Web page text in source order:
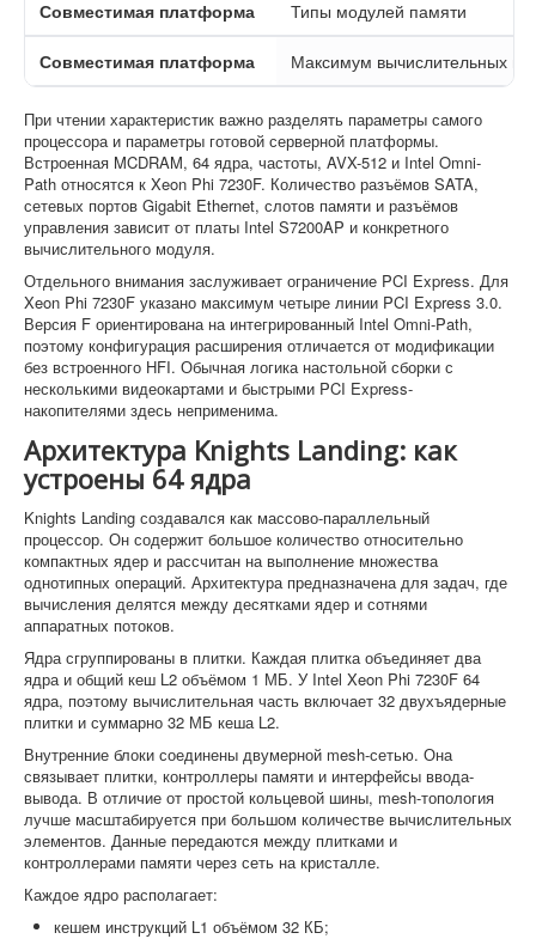
Совместимая платформа Типы модулей памяти
Совместимая платформа Максимум вычислительных
При чтении характеристик важно разделять параметры самого
процессора и параметры готовой серверной платформы.
Встроенная MCDRAM, 64 ядра, частоты, AVX-512 и Intel Omni-
Path относятся к Xeon Phi 7230F. Количество разъёмов SATA,
сетевых портов Gigabit Ethernet, слотов памяти и разъёмов
управления зависит от платы Intel S7200AP и конкретного
вычислительного модуля.
Отдельного внимания заслуживает ограничение PCI Express. Для
Xeon Phi 7230F указано максимум четыре линии PCI Express 3.0.
Версия F ориентирована на интегрированный Intel Omni-Path,
поэтому конфигурация расширения отличается от модификации
без встроенного HFI. Обычная логика настольной сборки с
несколькими видеокартами и быстрыми PCI Express-
накопителями здесь неприменима.
Архитектура Knights Landing: как
устроены 64 ядра
Knights Landing создавался как массово-параллельный
процессор. Он содержит большое количество относительно
компактных ядер и рассчитан на выполнение множества
однотипных операций. Архитектура предназначена для задач, где
вычисления делятся между десятками ядер и сотнями
аппаратных потоков.
Ядра сгруппированы в плитки. Каждая плитка объединяет два
ядра и общий кеш L2 объёмом 1 МБ. У Intel Xeon Phi 7230F 64
ядра, поэтому вычислительная часть включает 32 двухъядерные
плитки и суммарно 32 МБ кеша L2.
Внутренние блоки соединены двумерной mesh-сетью. Она
связывает плитки, контроллеры памяти и интерфейсы ввода-
вывода. В отличие от простой кольцевой шины, mesh-топология
лучше масштабируется при большом количестве вычислительных
элементов. Данные передаются между плитками и
контроллерами памяти через сеть на кристалле.
Каждое ядро располагает:
кешем инструкций L1 объёмом 32 КБ;